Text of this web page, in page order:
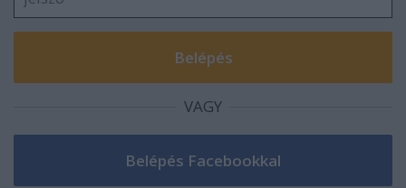
VAGY